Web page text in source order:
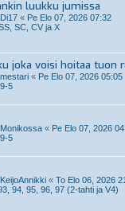
luukku jumissa
Di17 « Pe Elo 07, 2026 07:32
SC, CV ja X
joka voisi hoitaa tuon
mestari « Pe Elo 07, 2026 05:05
5
Monikossa « Pe Elo 07, 2026
5
KeijoAnnikki « To Elo 06, 2026
94, 95, 96, 97 (2-tahti ja V4)